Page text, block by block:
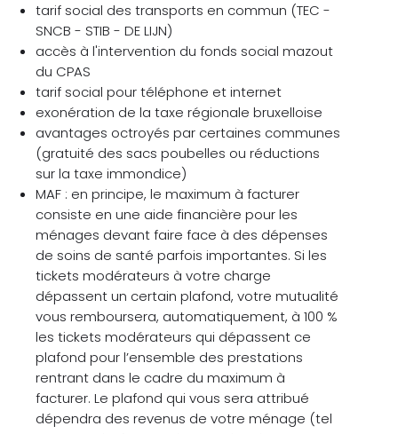
tarif social des transports en commun (TEC -
SNCB - STIB - DE LIJN)
accès à l'intervention du fonds social mazout
du CPAS
tarif social pour téléphone et internet
exonération de la taxe régionale bruxelloise
avantages octroyés par certaines communes
(gratuité des sacs poubelles ou réductions
sur la taxe immondice)
MAF : en principe, le maximum à facturer
consiste en une aide financière pour les
ménages devant faire face à des dépenses
de soins de santé parfois importantes. Si les
tickets modérateurs à votre charge
dépassent un certain plafond, votre mutualité
vous remboursera, automatiquement, à 100 %
les tickets modérateurs qui dépassent ce
plafond pour l’ensemble des prestations
rentrant dans le cadre du maximum à
facturer. Le plafond qui vous sera attribué
dépendra des revenus de votre ménage (tel